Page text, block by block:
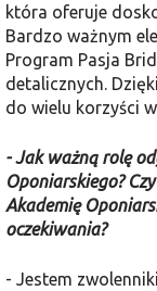
która oferuje
Bardzo ważnym
Program Pasja
detalicznych.
do wielu korzyści
- Jak ważną rolę
Oponiarskiego?
Akademię
oczekiwania?
- Jestem